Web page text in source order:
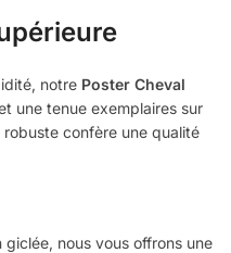
notre Poster Cheval
une tenue exemplaires sur
confère une qualité
giclée, nous vous offrons une